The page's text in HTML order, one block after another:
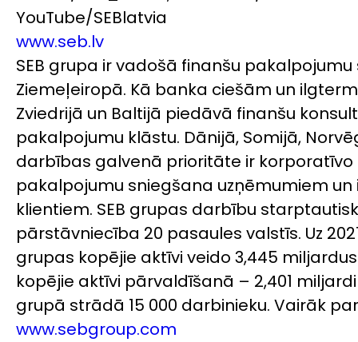
YouTube/SEBlatvia
www.seb.lv
SEB grupa ir vadošā finanšu pakalpojumu
Ziemeļeiropā. Kā banka ciešām un
Zviedrijā un Baltijā piedāvā finanšu
pakalpojumu klāstu. Dānijā, Somijā,
darbības galvenā prioritāte ir korporatīvo
pakalpojumu sniegšana uzņēmumiem
klientiem. SEB grupas darbību
pārstāvniecība 20 pasaules valstīs. Uz
grupas kopējie aktīvi veido 3,445
kopējie aktīvi pārvaldīšanā – 2,401 miljardi
grupā strādā 15 000 darbinieku. Vairāk par
www.sebgroup.com